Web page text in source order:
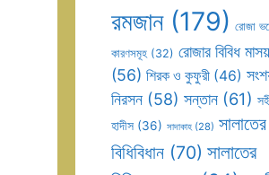
রমজান(179) রোজা
কারণসমূহ (32) রোজার বিবিধ
(56) শিরক ও কুফুরী (46)
নিরসন (58) সন্তান (61)
হাদীস (36) সাদাকাহ (28) সালাতের
বিধিবিধান (70) সালাতের